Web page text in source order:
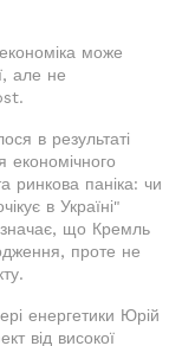
може
але не
в результаті
економічного
ринкова паніка: чи
в Україні"
що Кремль
проте не
енергетики Юрій
від високої